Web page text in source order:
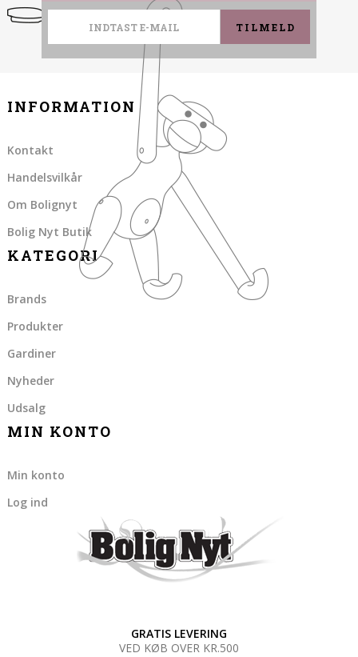
TILMELD
INFORMATION
Kontakt
Handelsvilkår
Om Bolignyt
Bolig Nyt Butik
KATEGORI
Brands
Produkter
Gardiner
Nyheder
Udsalg
MIN KONTO
Min konto
Log ind
GRATIS LEVERING
VED KØB OVER KR.500